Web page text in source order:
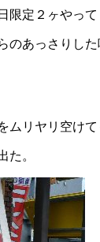
限定２ヶやっ
のあっさりし
リヤリ空け
た。